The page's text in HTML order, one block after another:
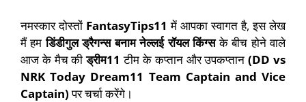
नमस्कार दोस्तों FantasyTips11 में आपका स्वागत है, इस लेख
मैं हमडिंडीगुल ड्रैगन्स बनाम नेल्लई रॉयल किंग्सके बीच होने वाले
आज के मैच कीड्रीम11 टीम के कप्तान और उपकप्तान(DD vs
NRK Today Dream11 Team Captain and Vice
Captain)पर चर्चा करेंगे।